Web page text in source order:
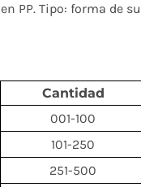
PP. Tipo: forma de
Cantidad
001-100
101-250
251-500